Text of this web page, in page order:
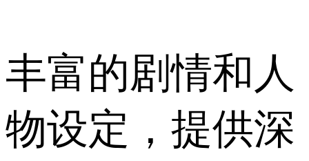
丰富的剧情和人
物设定，提供深